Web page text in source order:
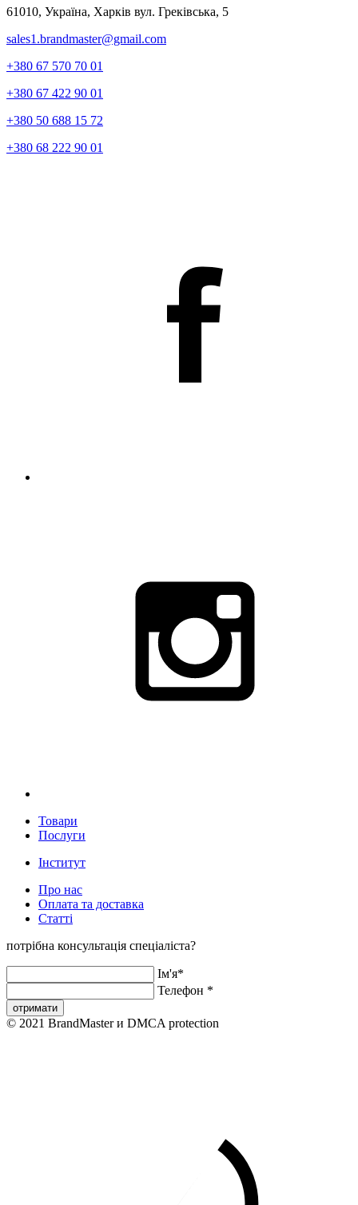
61010, Україна, Харків вул. Греківська, 5
sales1.brandmaster@gmail.com
+380 67 570 70 01
+380 67 422 90 01
+380 50 688 15 72
+380 68 222 90 01
Товари
Послуги
Інститут
Про нас
Оплата та доставка
Статті
потрібна консультація спеціаліста?
Iм'я*
Телефон *
отримати
© 2021 BrandMaster и DMCA protection